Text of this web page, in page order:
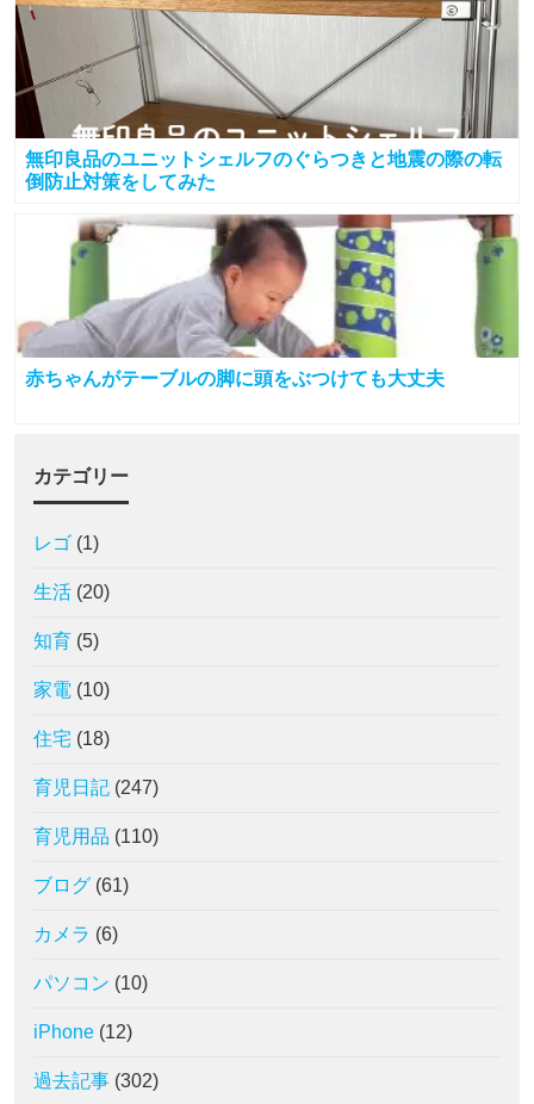
無印良品のユニットシェルフのぐらつきと地震の際の転
倒防止対策をしてみた
赤ちゃんがテーブルの脚に頭をぶつけても大丈夫
カテゴリー
レゴ (1)
生活 (20)
知育 (5)
家電 (10)
住宅 (18)
育児日記 (247)
育児用品 (110)
ブログ (61)
カメラ (6)
パソコン (10)
iPhone (12)
過去記事 (302)